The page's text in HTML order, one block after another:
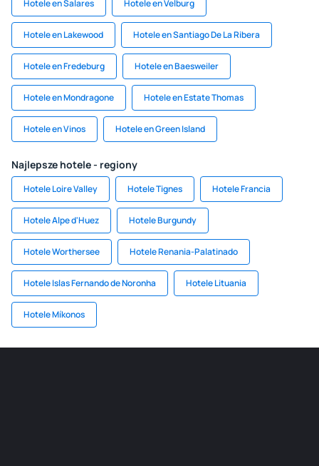
Hotele en Salares Hotele en Velburg
Hotele en Lakewood Hotele en Santiago De La Ribera
Hotele en Fredeburg Hotele en Baesweiler
Hotele en Mondragone Hotele en Estate Thomas
Hotele en Vinos Hotele en Green Island
Najlepsze hotele - regiony
Hotele Loire Valley Hotele Tignes Hotele Francia
Hotele Alpe d'Huez Hotele Burgundy
Hotele Worthersee Hotele Renania-Palatinado
Hotele Islas Fernando de Noronha Hotele Lituania
Hotele Míkonos